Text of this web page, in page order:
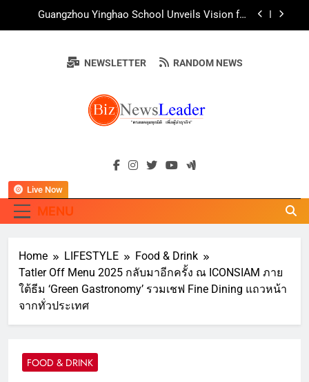
AirAsia X SEE FAH พันธมิตรทางธุรกิจยาวนานกว่า
ทางวิชาการและการตลาดเชิงรุก แนะเคล็ดลับปรับ
ธุรกิจท่องเที่ยวไทย “ขายได้ ขายดี ขายนาน”
สืบสานพุทธศาสนา สร้างสังคมปลอดเหล้า ภายใต้
แนวคิด “90 วัน เก็บแต้มสุขภาพดี สิ่งดีๆ จะเกิดขึ้น”
Guangzhou Yinghao School Unveils Vision for
Future-Ready Education
“ข้าวหน้าไก่ราชวงศ์” พุ่งทะยานสู่น่านฟ้า
ททท. ร่วมมือกับ จุฬาลงกรณ์มหาวิทยาลัย จัดสัมมนา
ธุรกิจท่องเที่ยวไทย “ขายได้ ขายดี ขายนาน”
BIZNEWSLEADER
"ครอบคลุมทุกมิติ เพื่อ…ผู้นำธุรกิจ"
NEWSLETTER RANDOM NEWS
MENU
Live Now
Home LIFESTYLE
Food & Drink
Tatler Off Menu 2025 กลับมาอีกครั้ง ณ ICONSIAM ภาย
ใต้ธีม ‘Green Gastronomy’ รวมเชฟ Fine Dining แถวหน้า
จากทั่วประเทศ
FOOD & DRINK